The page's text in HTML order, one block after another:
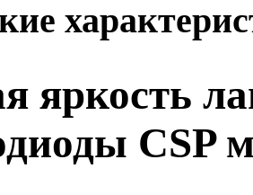
яркость
CSP